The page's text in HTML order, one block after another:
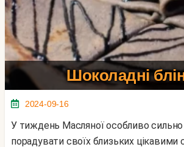
Шоколадні
2024-09-16
У тиждень Масляної особливо сильно хочеться
порадувати своїх близьких